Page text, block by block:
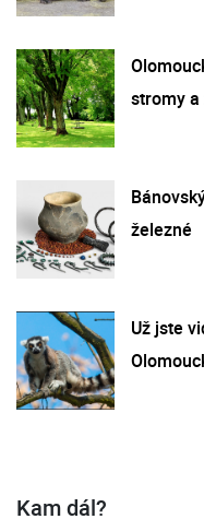
stromy a
železné
Už jste
Kam dál?